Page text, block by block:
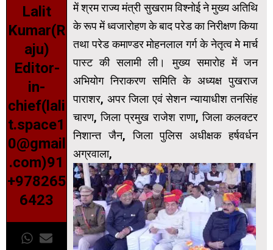
Lalit
Kumar(R
aju)
Editor-
in-
chief(lali
t.space1
0@gmail
.com)91
+978265
6423
में श्रम राज्य मंत्री सुखराम विश्नोई ने मुख्य अतिथि
के रूप में ध्वजारोहण के बाद परेड का निरीक्षण किया
तथा परेड कमाण्डर मोहनलाल गर्ग के नेतृत्व मे मार्च
पास्ट की सलामी ली। मुख्य समारोह में जन
अभियोग निराकरण समिति के अध्यक्ष पुखराज
पाराशर, अपर जिला एवं सेशन न्यायाधीश तनसिंह
चारण, जिला प्रमुख राजेश राणा, जिला कलक्टर
निशान्त जैन, जिला पुलिस अधीक्षक हर्षवर्धन
अग्रवाला,